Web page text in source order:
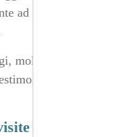
ad altre torri, in
molte di queste
storica,